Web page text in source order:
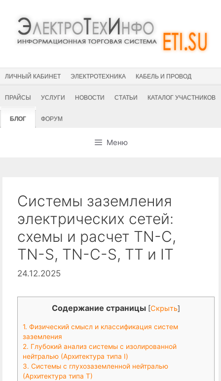
содержимому
ЛИЧНЫЙ КАБИНЕТ ЭЛЕКТРОТЕХНИКА КАБЕЛЬ И ПРОВОД
ПРАЙСЫ УСЛУГИ НОВОСТИ СТАТЬИ КАТАЛОГ УЧАСТНИКОВ
БЛОГ ФОРУМ
Меню
Системы заземления
электрических сетей:
схемы и расчет TN-C,
TN-S, TN-C-S, TT и IT
24.12.2025
Содержание страницы [Скрыть]
1. Физический смысл и классификация систем
заземления
2. Глубокий анализ системы с изолированной
нейтралью (Архитектура типа I)
3. Системы с глухозаземленной нейтралью
(Архитектура типа Т)